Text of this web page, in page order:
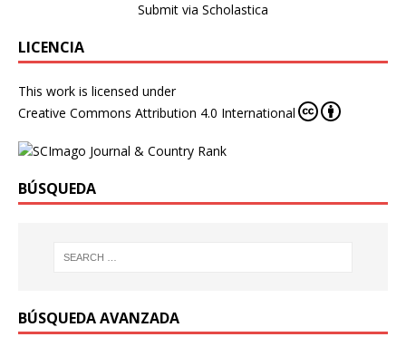
Submit via Scholastica
LICENCIA
This work is licensed under
Creative Commons Attribution 4.0 International
BÚSQUEDA
BÚSQUEDA AVANZADA